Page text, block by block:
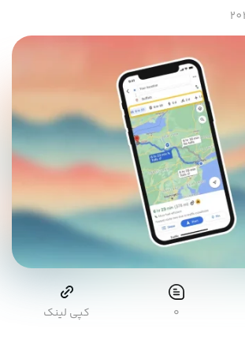
۰ کپی لینک